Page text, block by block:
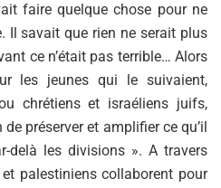
faire quelque chose pour ne
Il savait que rien ne serait plus
ce n’était pas terrible… Alors
les jeunes qui le suivaient,
chrétiens et israéliens juifs,
préserver et amplifier ce qu’il
delà les divisions ». A travers
et palestiniens collaborent pour